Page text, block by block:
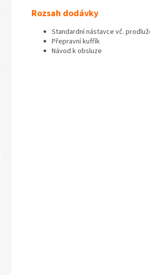
Rozsah dodávky
Standardní nástavce vč.
Přepravní kufřík
Návod k obsluze